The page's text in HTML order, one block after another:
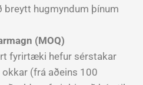
breytt hugmyndum þínum
(MOQ)
fyrirtæki hefur sérstakar
okkar (frá aðeins 100